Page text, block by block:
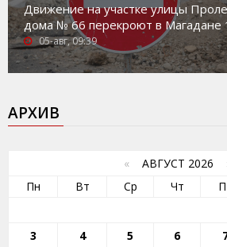
Движение на участке улицы
дома № 66 перекроют в Магадане
05-авг, 09:39
АРХИВ
« АВГУСТ 2026
Пн
Вт Ср Чт
3
4 5 6